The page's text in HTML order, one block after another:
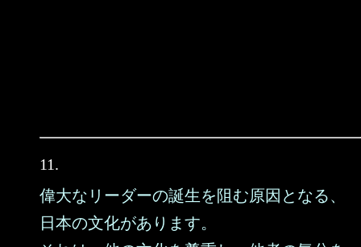
11.
偉大なリーダーの誕生を阻む原因となる、
日本の文化があります。